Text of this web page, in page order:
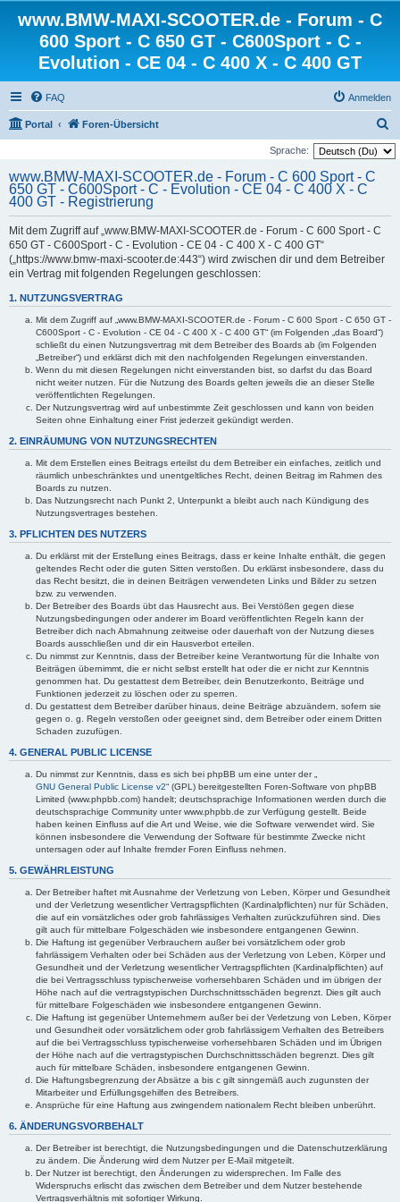
www.BMW-MAXI-SCOOTER.de - Forum - C
600 Sport - C 650 GT - C600Sport - C -
Evolution - CE 04 - C 400 X - C 400 GT
FAQ Anmelden
Portal Foren-Übersicht
u
Sprache:
www.BMW-MAXI-SCOOTER.de - Forum - C 600 Sport - C
650 GT - C600Sport - C - Evolution - CE 04 - C 400 X - C
400 GT - Registrierung
Mit dem Zugriff auf „www.BMW-MAXI-SCOOTER.de - Forum - C 600 Sport - C
650 GT - C600Sport - C - Evolution - CE 04 - C 400 X - C 400 GT“
(„https://www.bmw-maxi-scooter.de:443“) wird zwischen dir und dem Betreiber
ein Vertrag mit folgenden Regelungen geschlossen:
1. NUTZUNGSVERTRAG
Mit dem Zugriff auf „www.BMW-MAXI-SCOOTER.de - Forum - C 600 Sport - C 650 GT -
C600Sport - C - Evolution - CE 04 - C 400 X - C 400 GT“ (im Folgenden „das Board“)
schließt du einen Nutzungsvertrag mit dem Betreiber des Boards ab (im Folgenden
„Betreiber“) und erklärst dich mit den nachfolgenden Regelungen einverstanden.
Wenn du mit diesen Regelungen nicht einverstanden bist, so darfst du das Board
nicht weiter nutzen. Für die Nutzung des Boards gelten jeweils die an dieser Stelle
veröffentlichten Regelungen.
Der Nutzungsvertrag wird auf unbestimmte Zeit geschlossen und kann von beiden
Seiten ohne Einhaltung einer Frist jederzeit gekündigt werden.
2. EINRÄUMUNG VON NUTZUNGSRECHTEN
Mit dem Erstellen eines Beitrags erteilst du dem Betreiber ein einfaches, zeitlich und
räumlich unbeschränktes und unentgeltliches Recht, deinen Beitrag im Rahmen des
Boards zu nutzen.
Das Nutzungsrecht nach Punkt 2, Unterpunkt a bleibt auch nach Kündigung des
Nutzungsvertrages bestehen.
3. PFLICHTEN DES NUTZERS
Du erklärst mit der Erstellung eines Beitrags, dass er keine Inhalte enthält, die gegen
geltendes Recht oder die guten Sitten verstoßen. Du erklärst insbesondere, dass du
das Recht besitzt, die in deinen Beiträgen verwendeten Links und Bilder zu setzen
bzw. zu verwenden.
Der Betreiber des Boards übt das Hausrecht aus. Bei Verstößen gegen diese
Nutzungsbedingungen oder anderer im Board veröffentlichten Regeln kann der
Betreiber dich nach Abmahnung zeitweise oder dauerhaft von der Nutzung dieses
Boards ausschließen und dir ein Hausverbot erteilen.
Du nimmst zur Kenntnis, dass der Betreiber keine Verantwortung für die Inhalte von
Beiträgen übernimmt, die er nicht selbst erstellt hat oder die er nicht zur Kenntnis
genommen hat. Du gestattest dem Betreiber, dein Benutzerkonto, Beiträge und
Funktionen jederzeit zu löschen oder zu sperren.
Du gestattest dem Betreiber darüber hinaus, deine Beiträge abzuändern, sofern sie
gegen o. g. Regeln verstoßen oder geeignet sind, dem Betreiber oder einem Dritten
Schaden zuzufügen.
4. GENERAL PUBLIC LICENSE
Du nimmst zur Kenntnis, dass es sich bei phpBB um eine unter der „
GNU General Public License v2“ (GPL) bereitgestellten Foren-Software von phpBB
Limited (www.phpbb.com) handelt; deutschsprachige Informationen werden durch die
deutschsprachige Community unter www.phpbb.de zur Verfügung gestellt. Beide
haben keinen Einfluss auf die Art und Weise, wie die Software verwendet wird. Sie
können insbesondere die Verwendung der Software für bestimmte Zwecke nicht
untersagen oder auf Inhalte fremder Foren Einfluss nehmen.
5. GEWÄHRLEISTUNG
Der Betreiber haftet mit Ausnahme der Verletzung von Leben, Körper und Gesundheit
und der Verletzung wesentlicher Vertragspflichten (Kardinalpflichten) nur für Schäden,
die auf ein vorsätzliches oder grob fahrlässiges Verhalten zurückzuführen sind. Dies
gilt auch für mittelbare Folgeschäden wie insbesondere entgangenen Gewinn.
Die Haftung ist gegenüber Verbrauchern außer bei vorsätzlichem oder grob
fahrlässigem Verhalten oder bei Schäden aus der Verletzung von Leben, Körper und
Gesundheit und der Verletzung wesentlicher Vertragspflichten (Kardinalpflichten) auf
die bei Vertragsschluss typischerweise vorhersehbaren Schäden und im übrigen der
Höhe nach auf die vertragstypischen Durchschnittsschäden begrenzt. Dies gilt auch
für mittelbare Folgeschäden wie insbesondere entgangenen Gewinn.
Die Haftung ist gegenüber Unternehmern außer bei der Verletzung von Leben, Körper
und Gesundheit oder vorsätzlichem oder grob fahrlässigem Verhalten des Betreibers
auf die bei Vertragsschluss typischerweise vorhersehbaren Schäden und im Übrigen
der Höhe nach auf die vertragstypischen Durchschnittsschäden begrenzt. Dies gilt
auch für mittelbare Schäden, insbesondere entgangenen Gewinn.
Die Haftungsbegrenzung der Absätze a bis c gilt sinngemäß auch zugunsten der
Mitarbeiter und Erfüllungsgehilfen des Betreibers.
Ansprüche für eine Haftung aus zwingendem nationalem Recht bleiben unberührt.
6. ÄNDERUNGSVORBEHALT
Der Betreiber ist berechtigt, die Nutzungsbedingungen und die Datenschutzerklärung
zu ändern. Die Änderung wird dem Nutzer per E-Mail mitgeteilt.
Der Nutzer ist berechtigt, den Änderungen zu widersprechen. Im Falle des
Widerspruchs erlischt das zwischen dem Betreiber und dem Nutzer bestehende
Vertragsverhältnis mit sofortiger Wirkung.